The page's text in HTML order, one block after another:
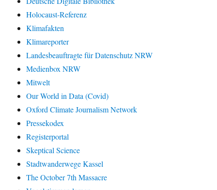
Holocaust-Referenz
Klimafakten
Klimareporter
Landesbeauftragte für Datenschutz NRW
Medienbox NRW
Mitwelt
Our World in Data (Covid)
Oxford Climate Journalism Network
Pressekodex
Registerportal
Skeptical Science
Stadtwanderwege Kassel
The October 7th Massacre